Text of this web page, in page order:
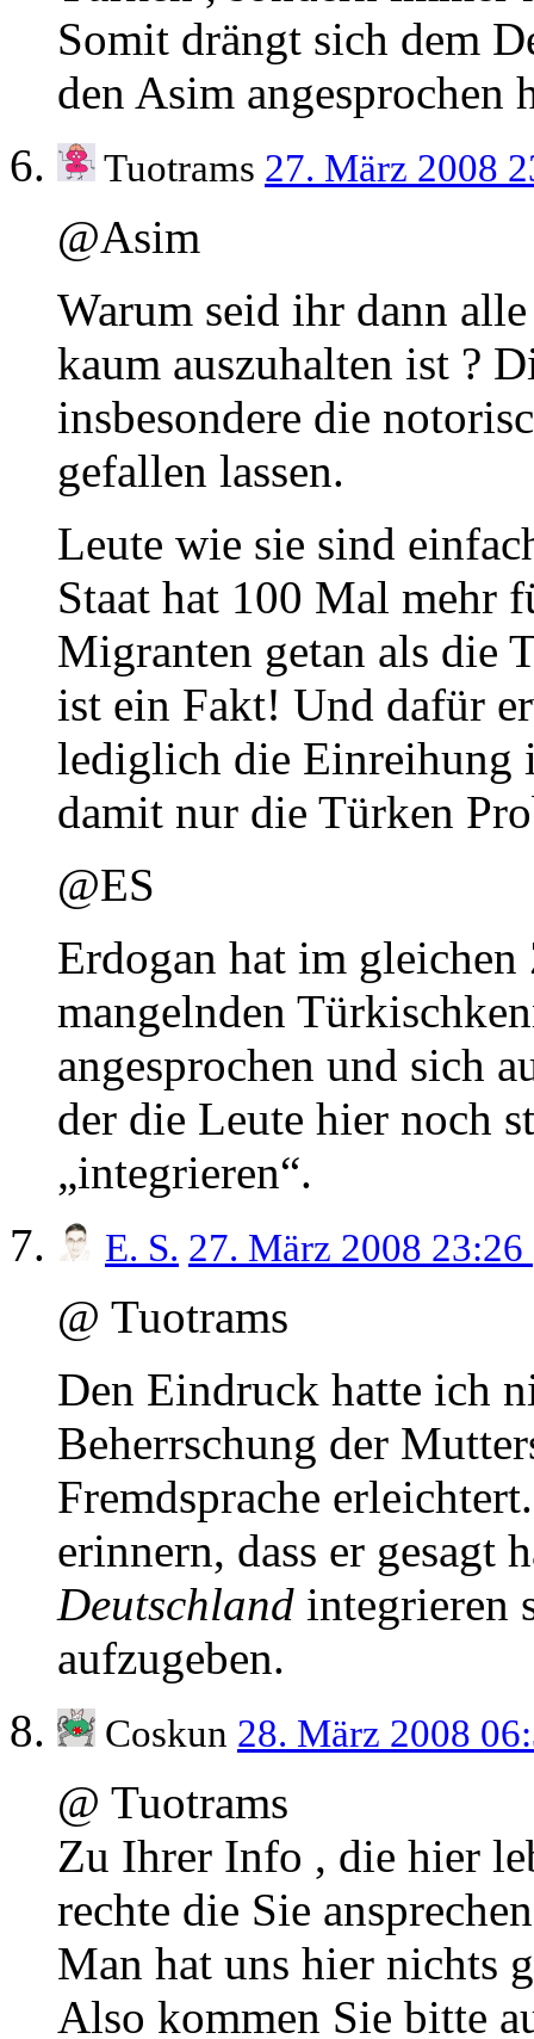
Somit drängt sich dem
den Asim angesprochen
Tuotrams 27. März 2008
@Asim
Warum seid ihr dann
kaum auszuhalten ist ?
insbesondere die
gefallen lassen.
Leute wie sie sind
Staat hat 100 Mal mehr
Migranten getan als die
ist ein Fakt! Und dafür
lediglich die Einreihung
damit nur die Türken
@ES
Erdogan hat im gleichen
mangelnden
angesprochen und sich
der die Leute hier noch
„integrieren“.
E. S. 27. März 2008 23:26
@ Tuotrams
Den Eindruck hatte ich
Beherrschung der
Fremdsprache
erinnern, dass er gesagt
Deutschland integrieren
aufzugeben.
Coskun 28. März 2008
@ Tuotrams
Zu Ihrer Info , die hier
rechte die Sie
Man hat uns hier nichts
Also kommen Sie bitte